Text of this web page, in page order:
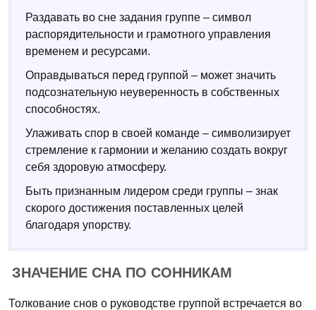
Раздавать во сне задания группе – символ
распорядительности и грамотного управления
временем и ресурсами.
Оправдываться перед группой – может значить
подсознательную неуверенность в собственных
способностях.
Улаживать спор в своей команде – символизирует
стремление к гармонии и желанию создать вокруг
себя здоровую атмосферу.
Быть признанным лидером среди группы – знак
скорого достижения поставленных целей
благодаря упорству.
ЗНАЧЕНИЕ СНА ПО СОННИКАМ
Толкование снов о руководстве группой встречается во